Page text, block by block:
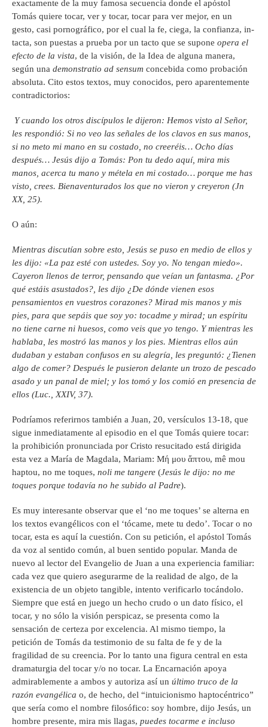
exactamente de la muy famosa secuencia donde el apóstol
Tomás quiere tocar, ver y tocar, tocar para ver mejor, en un
gesto, casi pornográfico, por el cual la fe, ciega, la confianza, in-
tacta, son puestas a prueba por un tacto que se supone opera el
efecto de la vista, de la visión, de la Idea de alguna manera,
según una demonstratio ad sensum concebida como probación
absoluta. Cito estos textos, muy conocidos, pero aparentemente
contradictorios:
Y cuando los otros discípulos le dijeron: Hemos visto al Señor,
les respondió: Si no veo las señales de los clavos en sus manos,
si no meto mi mano en su costado, no creeréis… Ocho días
después… Jesús dijo a Tomás: Pon tu dedo aquí, mira mis
manos, acerca tu mano y métela en mi costado… porque me has
visto, crees. Bienaventurados los que no vieron y creyeron (Jn
XX, 25).
O aún:
Mientras discutían sobre esto, Jesús se puso en medio de ellos y
les dijo: «La paz esté con ustedes. Soy yo. No tengan miedo».
Cayeron llenos de terror, pensando que veían un fantasma. ¿Por
qué estáis asustados?, les dijo ¿De dónde vienen esos
pensamientos en vuestros corazones? Mirad mis manos y mis
pies, para que sepáis que soy yo: tocadme y mirad; un espíritu
no tiene carne ni huesos, como veis que yo tengo. Y mientras les
hablaba, les mostró las manos y los pies. Mientras ellos aún
dudaban y estaban confusos en su alegría, les preguntó: ¿Tienen
algo de comer? Después le pusieron delante un trozo de pescado
asado y un panal de miel; y los tomó y los comió en presencia de
ellos (Luc., XXIV, 37).
Podríamos referirnos también a Juan, 20, versículos 13-18, que
sigue inmediatamente al episodio en el que Tomás quiere tocar:
la prohibición pronunciada por Cristo resucitado está dirigida
esta vez a María de Magdala, Mariam: Μή μου ἅπτου, mê mou
haptou, no me toques, noli me tangere (Jesús le dijo: no me
toques porque todavía no he subido al Padre).
Es muy interesante observar que el ‘no me toques’ se alterna en
los textos evangélicos con el ‘tócame, mete tu dedo’. Tocar o no
tocar, esta es aquí la cuestión. Con su petición, el apóstol Tomás
da voz al sentido común, al buen sentido popular. Manda de
nuevo al lector del Evangelio de Juan a una experiencia familiar:
cada vez que quiero asegurarme de la realidad de algo, de la
existencia de un objeto tangible, intento verificarlo tocándolo.
Siempre que está en juego un hecho crudo o un dato físico, el
tocar, y no sólo la visión perspicaz, se presenta como la
sensación de certeza por excelencia. Al mismo tiempo, la
petición de Tomás da testimonio de su falta de fe y de la
fragilidad de su creencia. Por lo tanto una figura central en esta
dramaturgia del tocar y/o no tocar. La Encarnación apoya
admirablemente a ambos y autoriza así un último truco de la
razón evangélica o, de hecho, del “intuicionismo haptocéntrico”
que sería como el nombre filosófico: soy hombre, dijo Jesús, un
hombre presente, mira mis llagas, puedes tocarme e incluso